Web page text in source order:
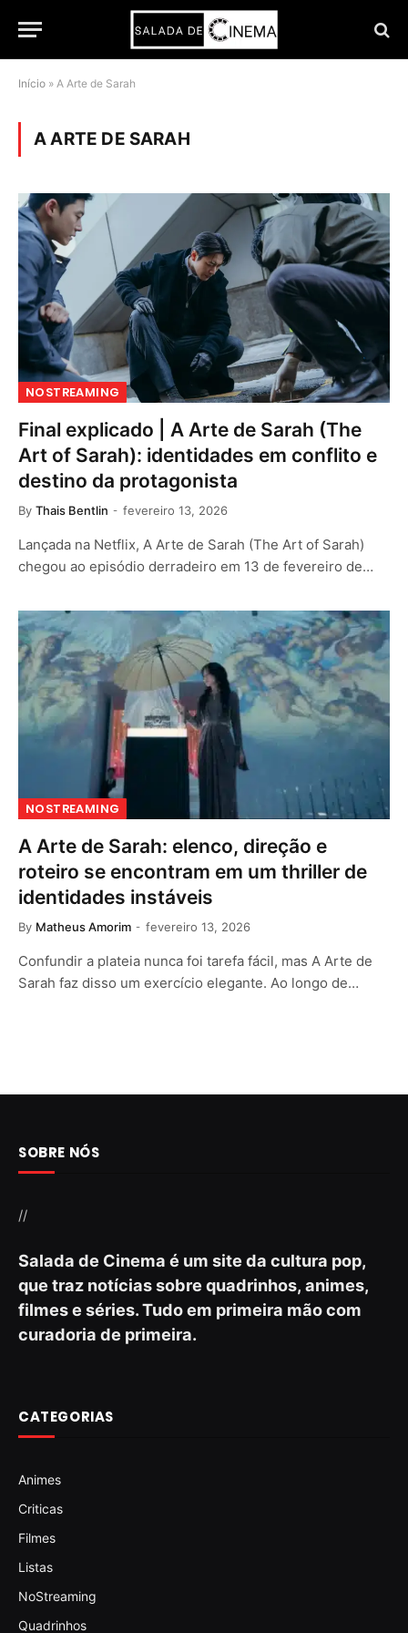
Início » A Arte de Sarah
A ARTE DE SARAH
NOSTREAMING
Final explicado | A Arte de Sarah (The
Art of Sarah): identidades em conflito e
destino da protagonista
By Thais Bentlin fevereiro 13, 2026
Lançada na Netflix, A Arte de Sarah (The Art of Sarah)
chegou ao episódio derradeiro em 13 de fevereiro de…
NOSTREAMING
A Arte de Sarah: elenco, direção e
roteiro se encontram em um thriller de
identidades instáveis
By Matheus Amorim fevereiro 13, 2026
Confundir a plateia nunca foi tarefa fácil, mas A Arte de
Sarah faz disso um exercício elegante. Ao longo de…
SOBRE NÓS
//
Salada de Cinema é um site da cultura pop,
que traz notícias sobre quadrinhos, animes,
filmes e séries. Tudo em primeira mão com
curadoria de primeira.
CATEGORIAS
Animes
Criticas
Filmes
Listas
NoStreaming
Quadrinhos